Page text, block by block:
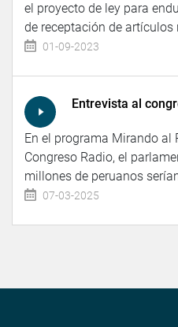
el proyecto de ley para
de receptación de artículos
01-09-2023
Entrevista al
En el programa Mirando al
Congreso Radio, el
millones de peruanos
07-03-2025